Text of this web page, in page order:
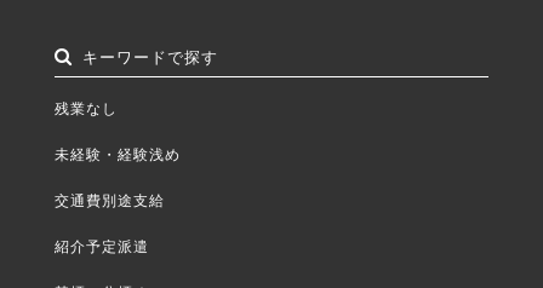
キーワードで探す
残業なし
未経験・経験浅め
交通費別途支給
紹介予定派遣